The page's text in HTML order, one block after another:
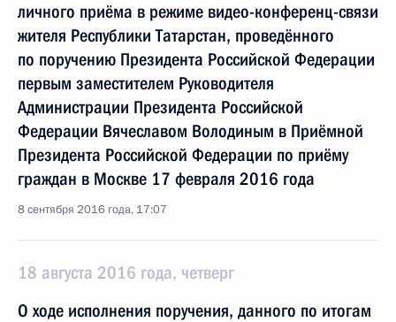
личного приёма в режиме видео-конференц-связи
жителя Республики Татарстан, проведённого
по поручению Президента Российской Федерации
первым заместителем Руководителя
Администрации Президента Российской
Федерации Вячеславом Володиным в Приёмной
Президента Российской Федерации по приёму
граждан в Москве 17 февраля 2016 года
8 сентября 2016 года, 17:07
18 августа 2016 года, четверг
О ходе исполнения поручения, данного по итогам